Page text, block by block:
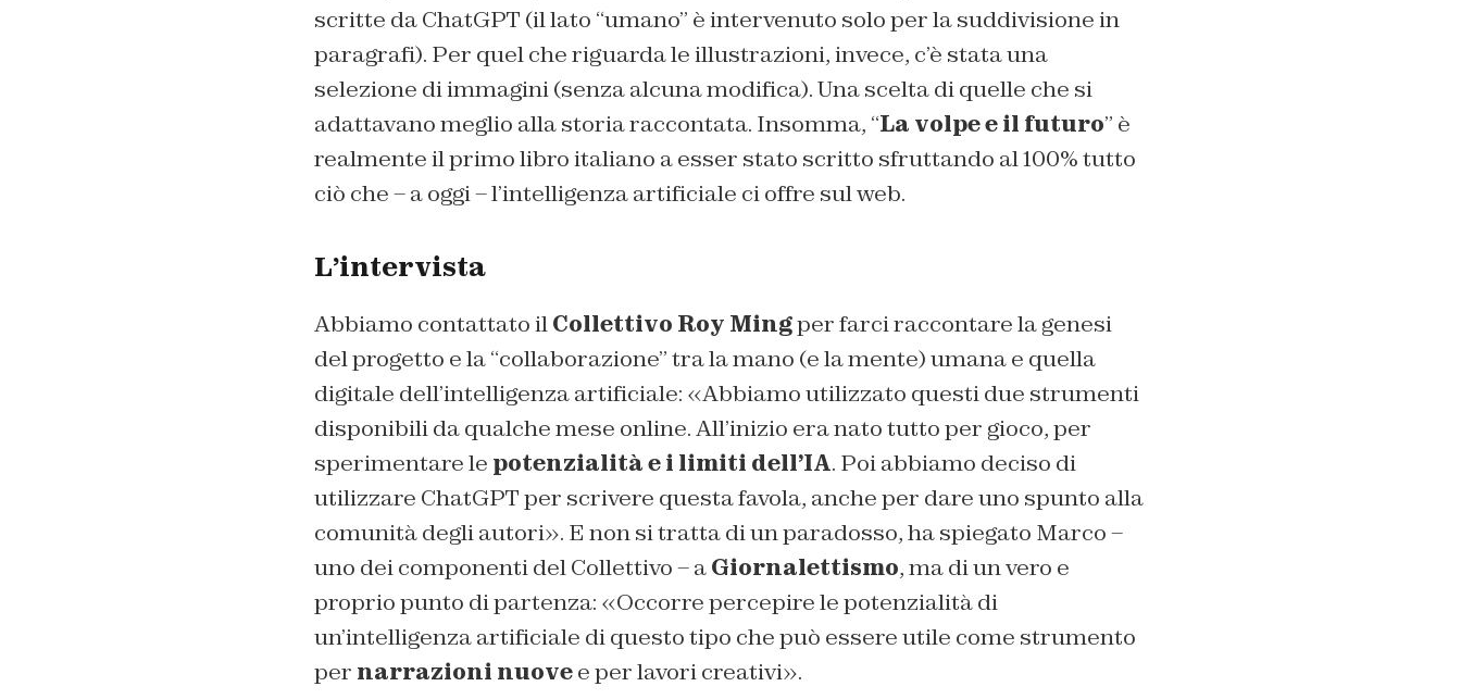
scritte da ChatGPT (il lato “umano” è intervenuto solo per la suddivisione in
paragrafi). Per quel che riguarda le illustrazioni, invece, c’è stata una
selezione di immagini (senza alcuna modifica). Una scelta di quelle che si
adattavano meglio alla storia raccontata. Insomma, “La volpe e il futuro” è
realmente il primo libro italiano a esser stato scritto sfruttando al 100% tutto
ciò che – a oggi – l’intelligenza artificiale ci offre sul web.
L’intervista
Abbiamo contattato ilCollettivo Roy Mingper farci raccontare la genesi
del progetto e la “collaborazione” tra la mano (e la mente) umana e quella
digitale dell’intelligenza artificiale: «Abbiamo utilizzato questi due strumenti
disponibili da qualche mese online. All’inizio era nato tutto per gioco, per
sperimentare le potenzialità e i limiti dell’IA. Poi abbiamo deciso di
utilizzare ChatGPT per scrivere questa favola, anche per dare uno spunto alla
comunità degli autori». E non si tratta di un paradosso, ha spiegato Marco –
uno dei componenti del Collettivo – aGiornalettismo, ma di un vero e
proprio punto di partenza: «Occorre percepire le potenzialità di
un’intelligenza artificiale di questo tipo che può essere utile come strumento
per narrazioni nuovee per lavori creativi».